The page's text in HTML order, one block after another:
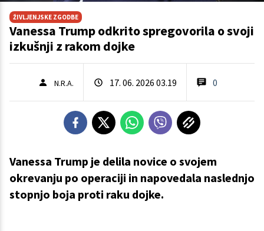
ŽIVLJENJSKE ZGODBE
Vanessa Trump odkrito spregovorila o svoji
izkušnji z rakom dojke
N.R.A. 17. 06. 2026 03.19 0
Vanessa Trump je delila novice o svojem
okrevanju po operaciji in napovedala naslednjo
stopnjo boja proti raku dojke.